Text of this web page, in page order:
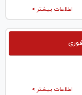
اطلاعات بیشتر >
اطلاعات بیشتر >